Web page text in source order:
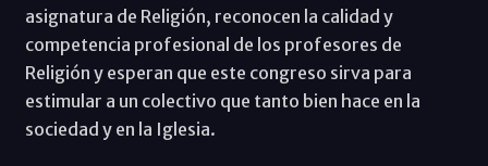
asignatura de Religión, reconocen la calidad y
competencia profesional de los profesores de
Religión y esperan que este congreso sirva para
estimular a un colectivo que tanto bien hace en la
sociedad y en la Iglesia.